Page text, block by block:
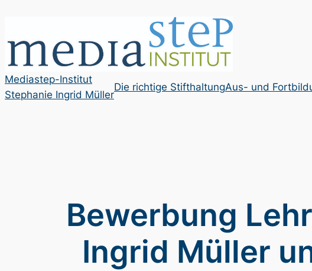
springen
Mediastep-Institut
Stephanie Ingrid Müller
Die richtige StifthaltungAus- und
Bewerbung
Ingrid Müller